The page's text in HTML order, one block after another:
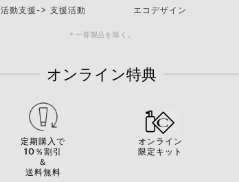
活動支援-> 支援活動 エコデザイン
＊一部製品を除く。
オンライン特典
定期購入で
10％割引
＆
送料無料
オンライン
限定キット